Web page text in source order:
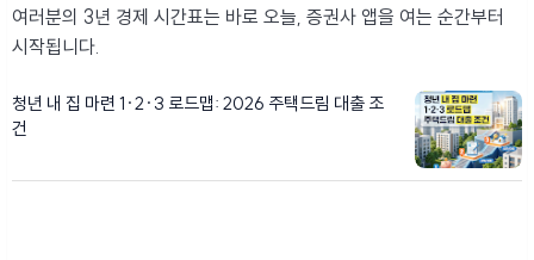
여러분의 3년 경제 시간표는 바로 오늘, 증권사 앱을 여는 순간부터
시작됩니다.
청년 내 집 마련 1·2·3 로드맵: 2026 주택드림 대출 조
건